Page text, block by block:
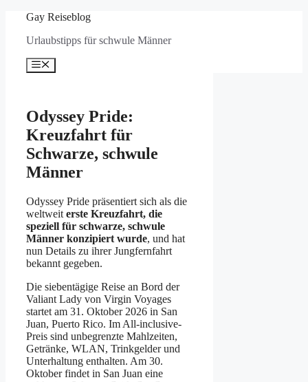
springen
Gay Reiseblog
Urlaubstipps für schwule Männer
Menü
Odyssey Pride:
Kreuzfahrt für
Schwarze, schwule
Männer
Odyssey Pride präsentiert sich als die
weltweit erste Kreuzfahrt, die
speziell für schwarze, schwule
Männer konzipiert wurde, und hat
nun Details zu ihrer Jungfernfahrt
bekannt gegeben.
Die siebentägige Reise an Bord der
Valiant Lady von Virgin Voyages
startet am 31. Oktober 2026 in San
Juan, Puerto Rico. Im All-inclusive-
Preis sind unbegrenzte Mahlzeiten,
Getränke, WLAN, Trinkgelder und
Unterhaltung enthalten. Am 30.
Oktober findet in San Juan eine